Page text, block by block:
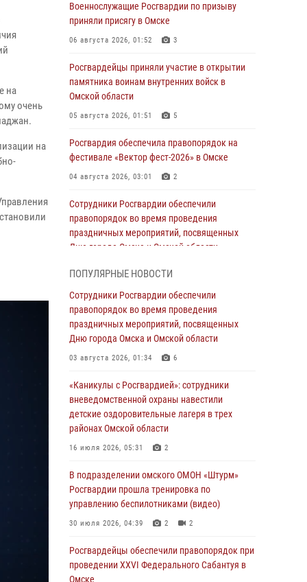
на
очень
на
Военнослужащие Росгвардии по призыву
приняли присягу в Омске
06 августа 2026, 01:52 3
Росгвардейцы приняли участие в открытии
памятника воинам внутренних войск в
Омской области
05 августа 2026, 01:51 5
Росгвардия обеспечила правопорядок на
фестивале «Вектор фест-2026» в Омске
04 августа 2026, 03:01 2
Сотрудники Росгвардии обеспечили
правопорядок во время проведения
праздничных мероприятий, посвященных
Дню города Омска и Омской области
Всероссийская акция «Каникулы с
Росгвардией» продолжается в Омской
области
31 июля 2026, 09:22 1
Росгвардии прошла тренировка по
управлению беспилотниками (видео)
30 июля 2026, 04:39 2 2
Росгвардия обеспечила безопасность
Победы» в Омске
29 июля 2026, 01:49 2
Росгвардейцы приняли участие в крестном
28 июля 2026, 01:44 6
ПОПУЛЯРНЫЕ НОВОСТИ
Сотрудники Росгвардии обеспечили
правопорядок во время проведения
праздничных мероприятий, посвященных
Дню города Омска и Омской области
03 августа 2026, 01:34 6
«Каникулы с Росгвардией»: сотрудники
вневедомственной охраны навестили
детские оздоровительные лагеря в трех
районах Омской области
16 июля 2026, 05:31 2
В подразделении омского ОМОН «Штурм»
Росгвардии прошла тренировка по
управлению беспилотниками (видео)
30 июля 2026, 04:39 2 2
Росгвардейцы обеcпечили правопорядок при
проведении XXVI Федерального Сабантуя в
Омске